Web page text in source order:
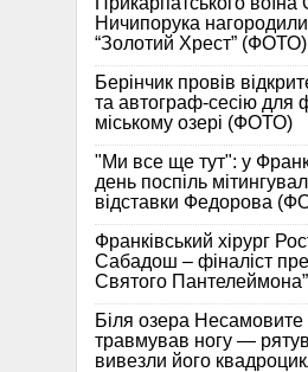
Ничипорука
“Золотий Хрест” (ФОТО)
Берінчик провів
та автограф-сесію для
міському озері (ФОТО)
"Ми все ще тут": у
день поспіль
відставки Федорова
Франківський хірург
Сабадош – фіналіст
Святого Пантелеймона”
Біля озера Несамовите
травмував ногу —
вивезли його